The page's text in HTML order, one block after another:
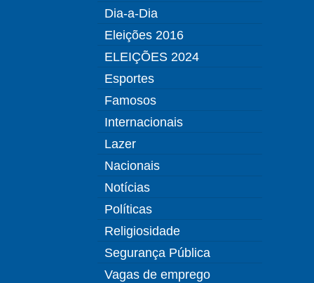
Dia-a-Dia
Eleições 2016
ELEIÇÕES 2024
Esportes
Famosos
Internacionais
Lazer
Nacionais
Notícias
Políticas
Religiosidade
Segurança Pública
Vagas de emprego